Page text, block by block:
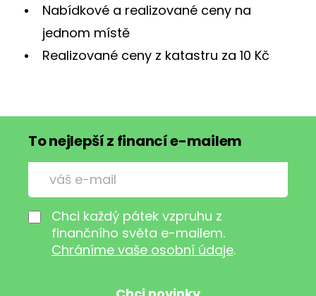
Nabídkové a realizované ceny na
jednom místě
Realizované ceny z katastru za 10 Kč
To nejlepší z financí e-mailem
Chci každý pátek vzpruhu z
finančního světa e-mailem.
Chráníme vaše osobní údaje.